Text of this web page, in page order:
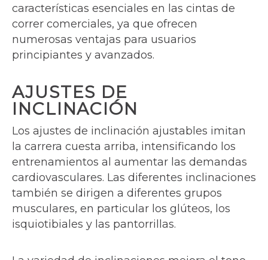
características esenciales en las cintas de
correr comerciales, ya que ofrecen
numerosas ventajas para usuarios
principiantes y avanzados.
AJUSTES DE
INCLINACIÓN
Los ajustes de inclinación ajustables imitan
la carrera cuesta arriba, intensificando los
entrenamientos al aumentar las demandas
cardiovasculares. Las diferentes inclinaciones
también se dirigen a diferentes grupos
musculares, en particular los glúteos, los
isquiotibiales y las pantorrillas.